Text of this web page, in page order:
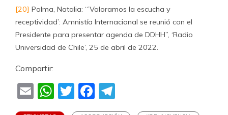
[20] Palma, Natalia: “’Valoramos la escucha y
receptividad’: Amnistía Internacional se reunió con el
Presidente para presentar agenda de DDHH”, ‘Radio
Universidad de Chile’, 25 de abril de 2022.
Compartir:
EmailWhatsApp
TwitterFacebook